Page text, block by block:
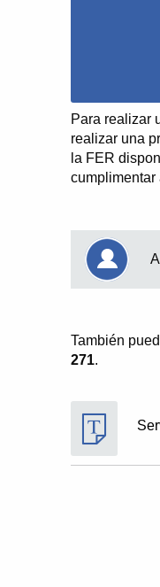
Para realizar
realizar una
la FER
cumplimentar
También
271.